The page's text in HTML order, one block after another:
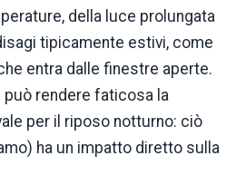
della luce prolungata
tipicamente estivi, come
entra dalle finestre aperte.
può rendere faticosa la
per il riposo notturno: ciò
ha un impatto diretto sulla